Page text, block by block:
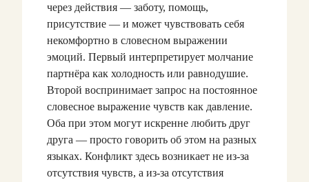
через действия — заботу, помощь,
присутствие — и может чувствовать себя
некомфортно в словесном выражении
эмоций. Первый интерпретирует молчание
партнёра как холодность или равнодушие.
Второй воспринимает запрос на постоянное
словесное выражение чувств как давление.
Оба при этом могут искренне любить друг
друга — просто говорить об этом на разных
языках. Конфликт здесь возникает не из-за
отсутствия чувств, а из-за отсутствия